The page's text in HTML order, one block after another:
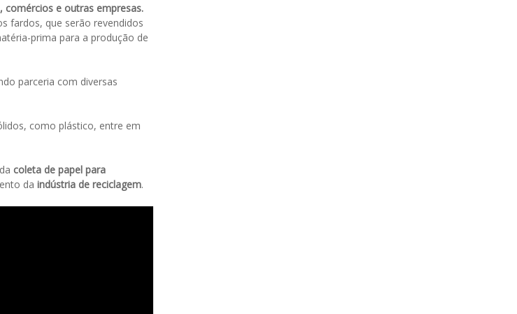
comércios e outras empresas.
fardos, que serão revendidos
prima para a produção de
parceria com diversas
como plástico, entre em
coleta de papel para
da indústria de reciclagem.